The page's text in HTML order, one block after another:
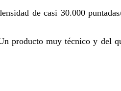
de casi 30.000
muy técnico y del